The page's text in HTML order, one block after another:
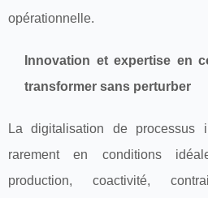
opérationnelle.
Innovation et expertise en
transformer sans perturber
La digitalisation de processus
rarement en conditions
production, coactivité,